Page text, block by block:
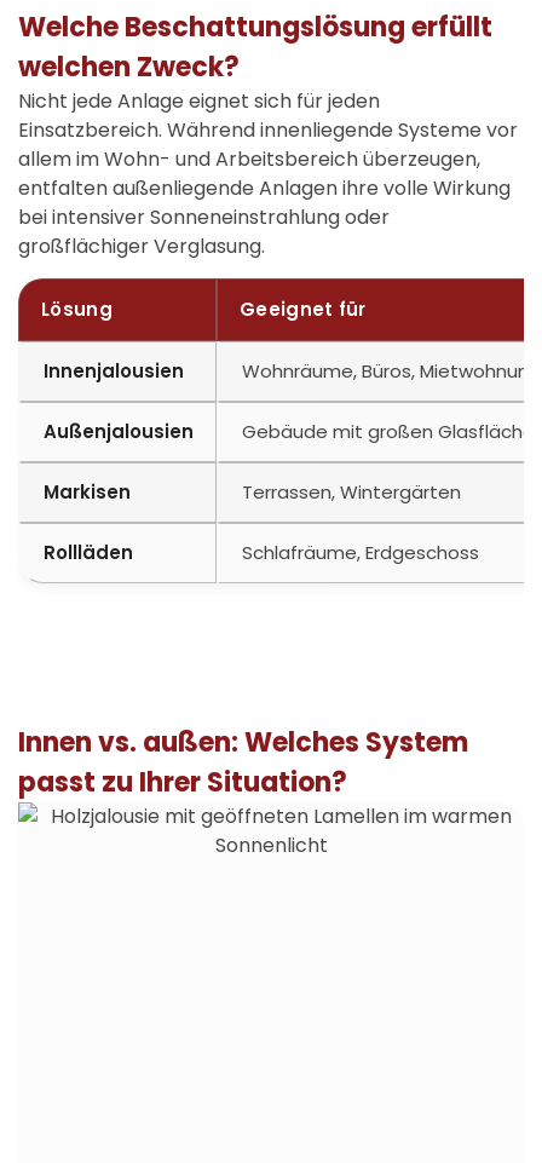
Welche Beschattungslösung erfüllt
welchen Zweck?
Nicht jede Anlage eignet sich für jeden
Einsatzbereich. Während innenliegende Systeme vor
allem im Wohn- und Arbeitsbereich überzeugen,
entfalten außenliegende Anlagen ihre volle Wirkung
bei intensiver Sonneneinstrahlung oder
großflächiger Verglasung.
Lösung Geeignet für
Innenjalousien Wohnräume, Büros,
Außenjalousien Gebäude mit großen
Markisen Terrassen, Wintergärten
Rollläden Schlafräume, Erdgeschoss
Innen vs. außen: Welches System
passt zu Ihrer Situation?